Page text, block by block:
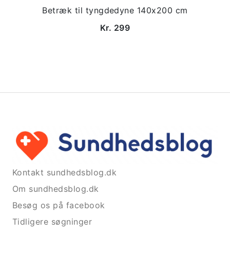
Betræk til tyngdedyne 140x200 cm
Kr. 299
Kontakt sundhedsblog.dk
Om sundhedsblog.dk
Besøg os på facebook
Tidligere søgninger